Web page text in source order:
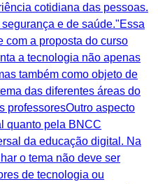
cotidiana das pessoas.
e de saúde."Essa
com a proposta do curso
a tecnologia não apenas
também como objeto de
das diferentes áreas do
professoresOutro aspecto
quanto pela BNCC
da educação digital. Na
o tema não deve ser
de tecnologia ou